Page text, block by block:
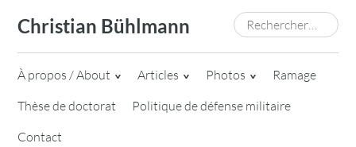
content
Christian Bühlmann Rechercher :
À propos / About Articles Photos
Ramage
Thèse de doctorat
Politique de défense militaire
Contact